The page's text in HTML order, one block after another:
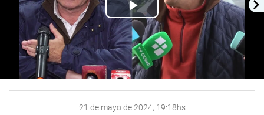
Play
Video
21 de mayo de 2024, 19:18hs